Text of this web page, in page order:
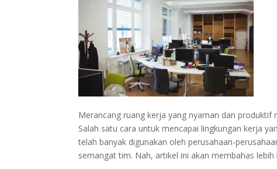
Merancang ruang kerja yang nyaman dan
Salah satu cara untuk mencapai lingkungan kerja
telah banyak digunakan oleh perusahaan-
semangat tim. Nah, artikel ini akan membahas